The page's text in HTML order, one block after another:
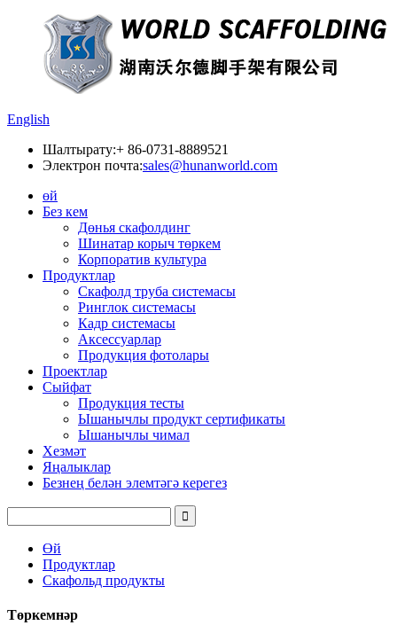
English
Шалтырату:+ 86-0731-8889521
Электрон почта:sales@hunanworld.com
өй
Без кем
Дөнья скафолдинг
Шинатар корыч төркем
Корпоратив культура
Продуктлар
Скафолд труба системасы
Ринглок системасы
Кадр системасы
Аксессуарлар
Продукция фотолары
Проектлар
Сыйфат
Продукция тесты
Ышанычлы продукт сертификаты
Ышанычлы чимал
Хезмәт
Яңалыклар
Безнең белән элемтәгә керегез
Өй
Продуктлар
Скафольд продукты
Төркемнәр